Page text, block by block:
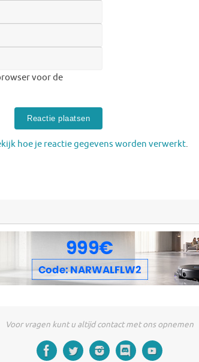
voor de
hoe je reactie gegevens worden verwerkt.
Voor vragen kunt u altijd contact met ons opnemen